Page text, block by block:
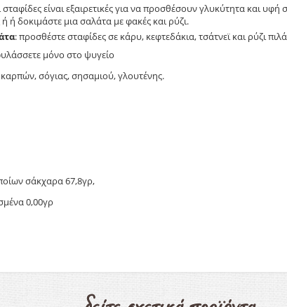
σταφίδες είναι εξαιρετικές για να προσθέσουν γλυκύτητα και υφή
ή δοκιμάστε μια σαλάτα με φακές και ρύζι.
: προσθέστε σταφίδες σε κάρυ, κεφτεδάκια, τσάτνεϊ και ρύζι
μόνο στο ψυγείο
σόγιας, σησαμιού, γλουτένης.
σάκχαρα 67,8γρ,
0,00γρ